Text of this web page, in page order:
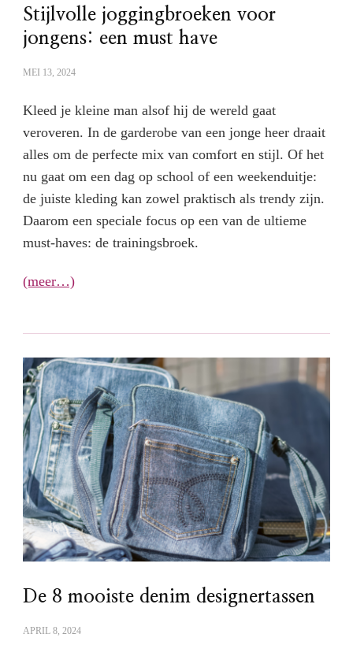
Stijlvolle joggingbroeken voor
jongens: een must have
MEI 13, 2024
Kleed je kleine man alsof hij de wereld gaat
veroveren. In de garderobe van een jonge heer draait
alles om de perfecte mix van comfort en stijl. Of het
nu gaat om een dag op school of een weekenduitje:
de juiste kleding kan zowel praktisch als trendy zijn.
Daarom een speciale focus op een van de ultieme
must-haves: de trainingsbroek.
(meer…)
De 8 mooiste denim designertassen
APRIL 8, 2024